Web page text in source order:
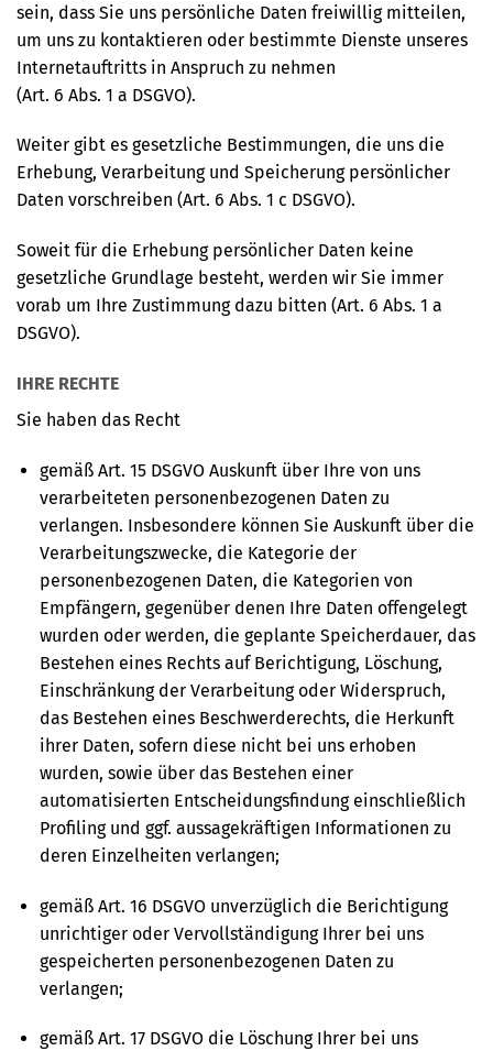
sein, dass Sie uns persönliche Daten freiwillig mitteilen,
um uns zu kontaktieren oder bestimmte Dienste unseres
Internetauftritts in Anspruch zu nehmen
(Art. 6 Abs. 1 a DSGVO).
Weiter gibt es gesetzliche Bestimmungen, die uns die
Erhebung, Verarbeitung und Speicherung persönlicher
Daten vorschreiben (Art. 6 Abs. 1 c DSGVO).
Soweit für die Erhebung persönlicher Daten keine
gesetzliche Grundlage besteht, werden wir Sie immer
vorab um Ihre Zustimmung dazu bitten (Art. 6 Abs. 1 a
DSGVO).
IHRE RECHTE
Sie haben das Recht
gemäß Art. 15 DSGVO Auskunft über Ihre von uns
verarbeiteten personenbezogenen Daten zu
verlangen. Insbesondere können Sie Auskunft über die
Verarbeitungszwecke, die Kategorie der
personenbezogenen Daten, die Kategorien von
Empfängern, gegenüber denen Ihre Daten offengelegt
wurden oder werden, die geplante Speicherdauer, das
Bestehen eines Rechts auf Berichtigung, Löschung,
Einschränkung der Verarbeitung oder Widerspruch,
das Bestehen eines Beschwerderechts, die Herkunft
ihrer Daten, sofern diese nicht bei uns erhoben
wurden, sowie über das Bestehen einer
automatisierten Entscheidungsfindung einschließlich
Profiling und ggf. aussagekräftigen Informationen zu
deren Einzelheiten verlangen;
gemäß Art. 16 DSGVO unverzüglich die Berichtigung
unrichtiger oder Vervollständigung Ihrer bei uns
gespeicherten personenbezogenen Daten zu
verlangen;
gemäß Art. 17 DSGVO die Löschung Ihrer bei uns